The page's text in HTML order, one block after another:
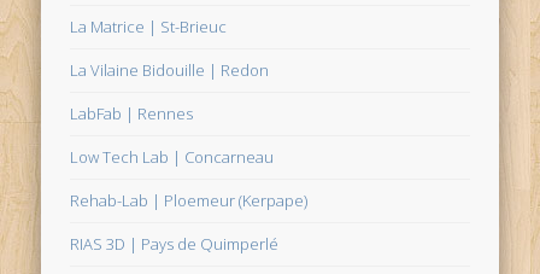
La Matrice | St-Brieuc
La Vilaine Bidouille | Redon
LabFab | Rennes
Low Tech Lab | Concarneau
Rehab-Lab | Ploemeur (Kerpape)
RIAS 3D | Pays de Quimperlé